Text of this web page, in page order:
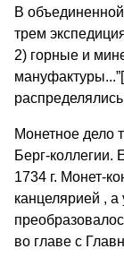
В
трем
2) горные и
Монетное дело
Берг-коллегии.
1734 г. Монет-
канцелярией ,
во главе с